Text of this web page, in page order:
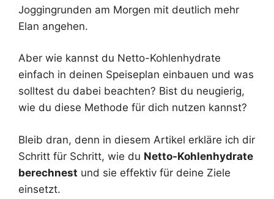
Joggingrunden am Morgen mit deutlich mehr
Elan angehen.
Aber wie kannst du Netto-Kohlenhydrate
einfach in deinen Speiseplan einbauen und was
solltest du dabei beachten? Bist du neugierig,
wie du diese Methode für dich nutzen kannst?
Bleib dran, denn in diesem Artikel erkläre ich dir
Schritt für Schritt, wie du Netto-Kohlenhydrate
berechnest und sie effektiv für deine Ziele
einsetzt.